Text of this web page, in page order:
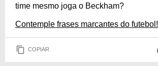
time mesmo joga o Beckham?
Contemple frases marcantes do futebol!
COPIAR